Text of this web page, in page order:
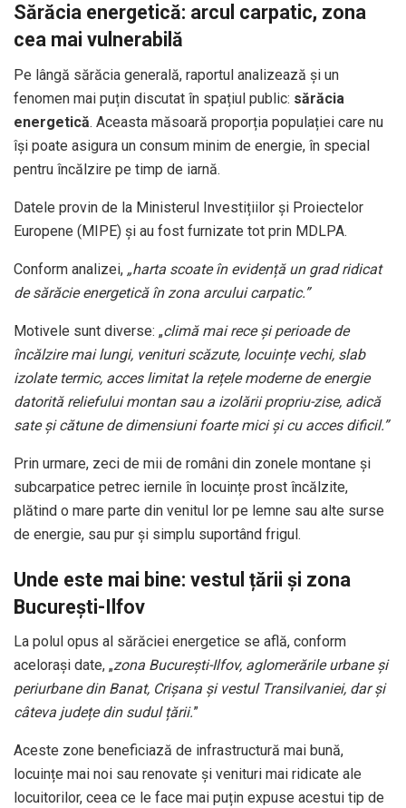
Sărăcia energetică: arcul carpatic, zona
cea mai vulnerabilă
Pe lângă sărăcia generală, raportul analizează și un
fenomen mai puțin discutat în spațiul public: sărăcia
energetică. Aceasta măsoară proporția populației care nu
își poate asigura un consum minim de energie, în special
pentru încălzire pe timp de iarnă.
Datele provin de la Ministerul Investițiilor și Proiectelor
Europene (MIPE) și au fost furnizate tot prin MDLPA.
Conform analizei, „harta scoate în evidență un grad ridicat
de sărăcie energetică în zona arcului carpatic.”
Motivele sunt diverse: „climă mai rece și perioade de
încălzire mai lungi, venituri scăzute, locuințe vechi, slab
izolate termic, acces limitat la rețele moderne de energie
datorită reliefului montan sau a izolării propriu-zise, adică
sate și cătune de dimensiuni foarte mici și cu acces dificil.”
Prin urmare, zeci de mii de români din zonele montane și
subcarpatice petrec iernile în locuințe prost încălzite,
plătind o mare parte din venitul lor pe lemne sau alte surse
de energie, sau pur și simplu suportând frigul.
Unde este mai bine: vestul țării și zona
București-Ilfov
La polul opus al sărăciei energetice se află, conform
acelorași date, „zona București-Ilfov, aglomerările urbane și
periurbane din Banat, Crișana și vestul Transilvaniei, dar și
câteva județe din sudul țării.”
Aceste zone beneficiază de infrastructură mai bună,
locuințe mai noi sau renovate și venituri mai ridicate ale
locuitorilor, ceea ce le face mai puțin expuse acestui tip de